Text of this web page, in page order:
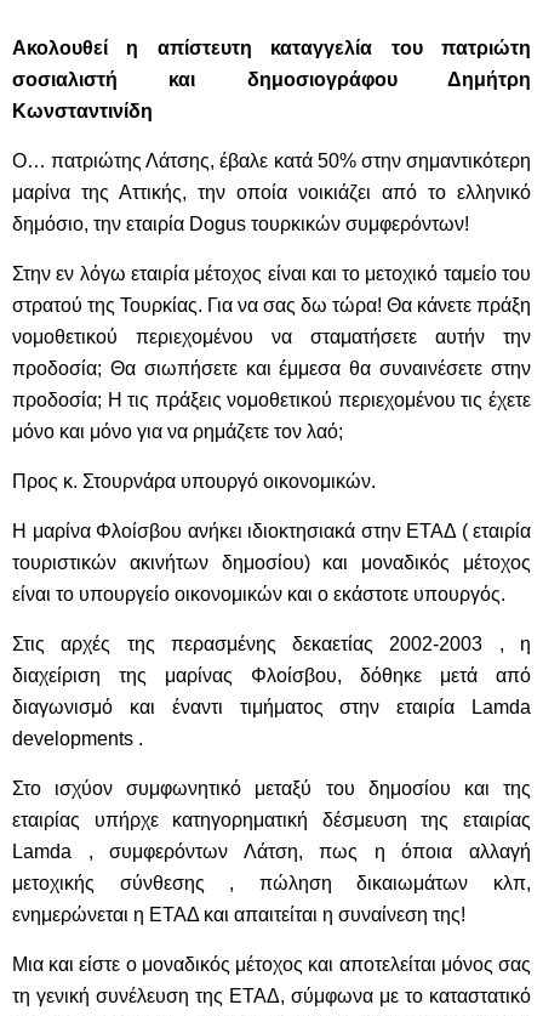
Ακολουθεί η απίστευτη καταγγελία του πατριώτη
σοσιαλιστή και δημοσιογράφου Δημήτρη
Κωνσταντινίδη
Ο… πατριώτης Λάτσης, έβαλε κατά 50% στην σημαντικότερη
μαρίνα της Αττικής, την οποία νοικιάζει από το ελληνικό
δημόσιο, την εταιρία Dogus τουρκικών συμφερόντων!
Στην εν λόγω εταιρία μέτοχος είναι και το μετοχικό ταμείο του
στρατού της Τουρκίας. Για να σας δω τώρα! Θα κάνετε πράξη
νομοθετικού περιεχομένου να σταματήσετε αυτήν την
προδοσία; Θα σιωπήσετε και έμμεσα θα συναινέσετε στην
προδοσία; Η τις πράξεις νομοθετικού περιεχομένου τις έχετε
μόνο και μόνο για να ρημάζετε τον λαό;
Προς κ. Στουρνάρα υπουργό οικονομικών.
Η μαρίνα Φλοίσβου ανήκει ιδιοκτησιακά στην ΕΤΑΔ ( εταιρία
τουριστικών ακινήτων δημοσίου) και μοναδικός μέτοχος
είναι το υπουργείο οικονομικών και ο εκάστοτε υπουργός.
Στις αρχές της περασμένης δεκαετίας 2002-2003 , η
διαχείριση της μαρίνας Φλοίσβου, δόθηκε μετά από
διαγωνισμό και έναντι τιμήματος στην εταιρία Lamda
developments .
Στο ισχύον συμφωνητικό μεταξύ του δημοσίου και της
εταιρίας υπήρχε κατηγορηματική δέσμευση της εταιρίας
Lamda , συμφερόντων Λάτση, πως η όποια αλλαγή
μετοχικής σύνθεσης , πώληση δικαιωμάτων κλπ,
ενημερώνεται η ΕΤΑΔ και απαιτείται η συναίνεση της!
Μια και είστε ο μοναδικός μέτοχος και αποτελείται μόνος σας
τη γενική συνέλευση της ΕΤΑΔ, σύμφωνα με το καταστατικό